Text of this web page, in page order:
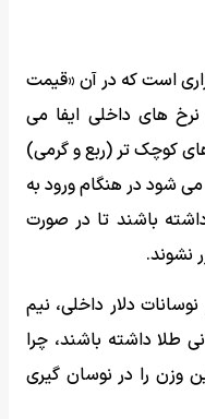
اردیبهشت، بازاری است که در آن «قیمت
های داخلی ایفا می
کوچک تر (ربع و گرمی)
می شود در هنگام ورود به
باشند تا در صورت
نشوند.
نوسانات دلار داخلی، نیم
طلا داشته باشند، چرا
وزن را در نوسان گیری